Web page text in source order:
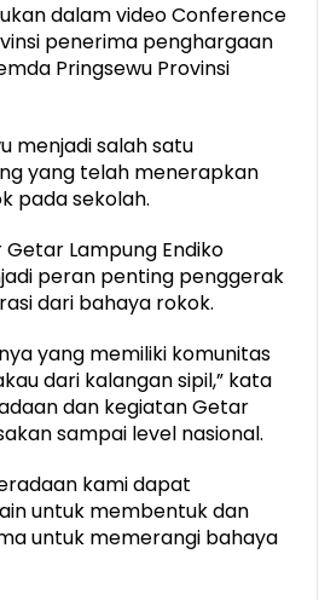
dalam video Conference
penerima penghargaan
Pringsewu Provinsi
menjadi salah satu
yang telah menerapkan
pada sekolah.
Lampung Endiko
peran penting penggerak
dari bahaya rokok.
yang memiliki komunitas
dari kalangan sipil,” kata
dan kegiatan Getar
sampai level nasional.
kami dapat
untuk membentuk dan
untuk memerangi bahaya